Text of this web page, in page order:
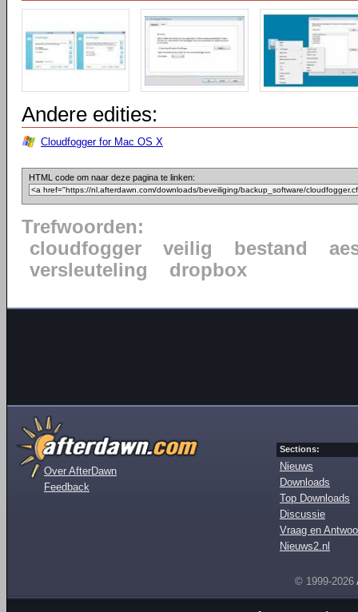
Andere edities:
Cloudfogger for Mac OS X
HTML code om naar deze pagina te linken:
Trefwoorden:
cloudfogger
veilig bestand
versleuteling
dropbox
Over AfterDawn
Feedback
Sections:
Nieuws
Downloads
Top Downloads
Discussie
Vraag en
Nieuws2.nl
© 1999-2026